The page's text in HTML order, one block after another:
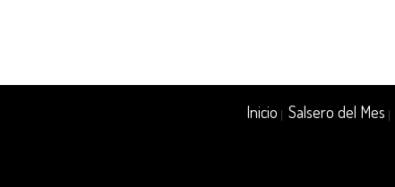
Inicio | Salsero del Mes |